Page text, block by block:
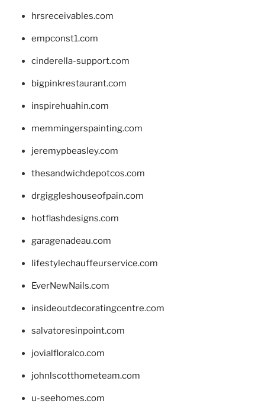
hrsreceivables.com
empconst1.com
cinderella-support.com
bigpinkrestaurant.com
inspirehuahin.com
memmingerspainting.com
jeremypbeasley.com
thesandwichdepotcos.com
drgiggleshouseofpain.com
hotflashdesigns.com
garagenadeau.com
lifestylechauffeurservice.com
EverNewNails.com
insideoutdecoratingcentre.com
salvatoresinpoint.com
jovialfloralco.com
johnlscotthometeam.com
u-seehomes.com